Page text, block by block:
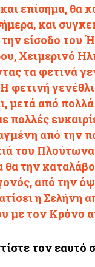
επίσημα, θα
και
την είσοδο του
Χειμερινό
τα φετινά
φετινή
μετά από
πολλές
από την
του
θα την
από την
η Σελήνη
με τον Κρόνο
τον εαυτό